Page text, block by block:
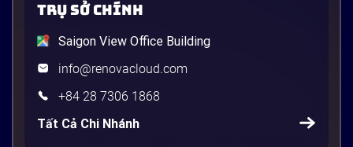
TRỤ SỞ CHÍNH
Saigon View Office Building
info@renovacloud.com
+84 28 7306 1868
Tất Cả Chi Nhánh